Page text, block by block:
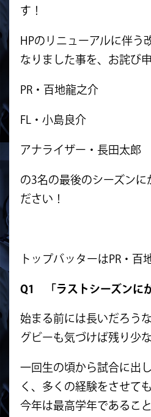
す！
HPのリニューアルに伴う
なりました事を、お詫び
PR・百地龍之介
FL・小島良介
アナライザー・長田太郎
の3名の最後のシーズンに
ださい！
トップバッターはPR・百
Q1 「ラストシーズンに
始まる前には長いだろう
グビーも気づけば残り少
一回生の頃から試合に出
く、多くの経験をさせて
今年は最高学年であるこ